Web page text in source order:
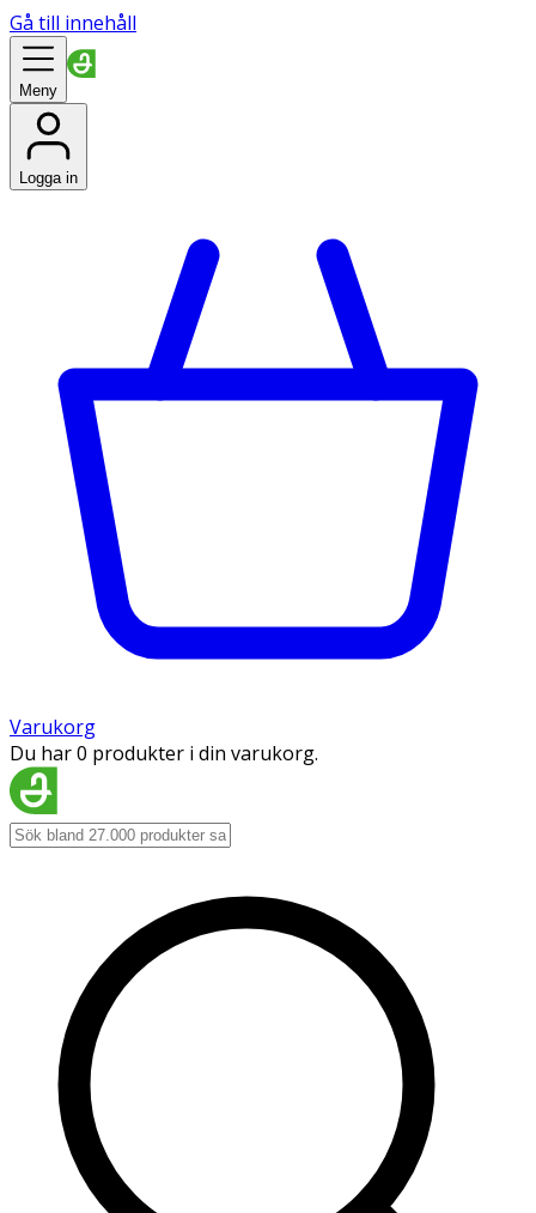
Gå till innehåll
Meny
Logga in
Varukorg
Du har 0 produkter i din varukorg.